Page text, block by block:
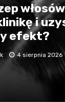
i
efekt?
4 sierpnia 2026